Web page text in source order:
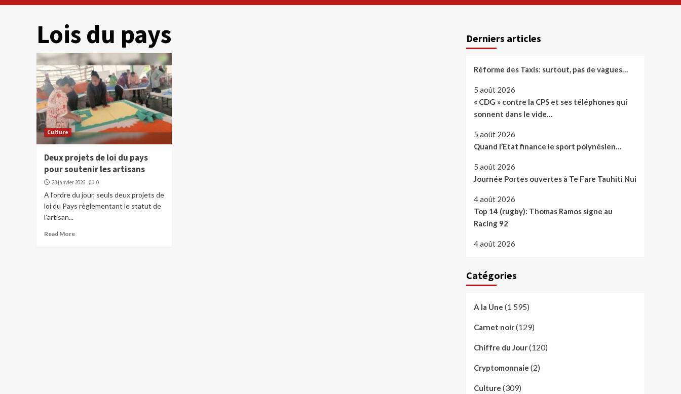
Lois du pays
Culture
Deux projets de loi du pays
pour soutenir les artisans
23 janvier 2026 0
A l’ordre du jour, seuls deux projets de
loi du Pays règlementant le statut de
l’artisan...
Read More
Derniers articles
Réforme des Taxis: surtout, pas de vagues…
5 août 2026
« CDG » contre la CPS et ses téléphones qui
sonnent dans le vide…
5 août 2026
Quand l’Etat finance le sport polynésien…
5 août 2026
Journée Portes ouvertes à Te Fare Tauhiti Nui
4 août 2026
Top 14 (rugby): Thomas Ramos signe au
Racing 92
4 août 2026
Catégories
A la Une (1 595)
Carnet noir(129)
Chiffre du Jour(120)
Cryptomonnaie (2)
Culture (309)